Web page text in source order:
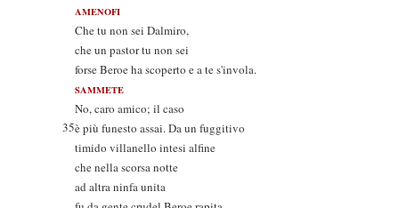
AMENOFI
Che tu non sei Dalmiro,
che un pastor tu non sei
forse Beroe ha scoperto e a te s'invola.
SAMMETE
No, caro amico; il caso
35è più funesto assai. Da un fuggitivo
timido villanello intesi alfine
che nella scorsa notte
ad altra ninfa unita